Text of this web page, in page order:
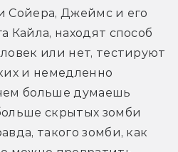
Сойера, Джеймс и его
Кайла, находят способ
или нет, тестируют
и немедленно
больше думаешь
скрытых зомби
такого зомби, как